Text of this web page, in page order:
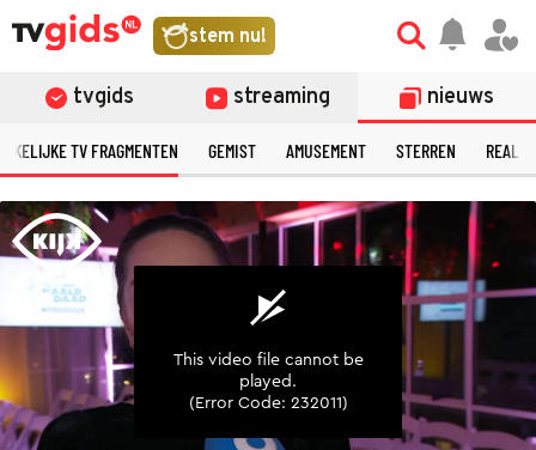
stem nu!
tvgids streaming nieuws
TV FRAGMENTEN GEMIST AMUSEMENT STERREN
©